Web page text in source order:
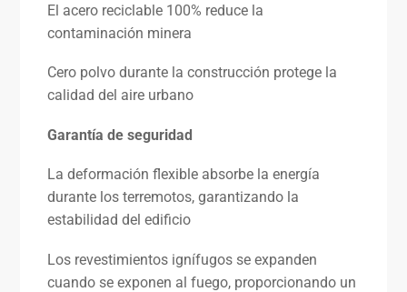
El acero reciclable 100% reduce la
contaminación minera
Cero polvo durante la construcción protege la
calidad del aire urbano
Garantía de seguridad
La deformación flexible absorbe la energía
durante los terremotos, garantizando la
estabilidad del edificio
Los revestimientos ignífugos se expanden
cuando se exponen al fuego, proporcionando un